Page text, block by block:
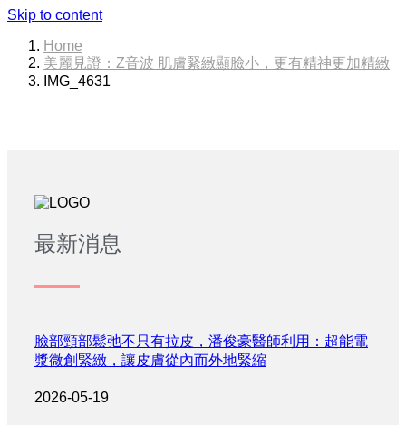
Skip to content
Home
美麗見證：Z音波 肌膚緊緻顯臉小，更有精神更加精緻
IMG_4631
最新消息
臉部頸部鬆弛不只有拉皮，潘俊豪醫師利用：超能電
漿微創緊緻，讓皮膚從內而外地緊縮
2026-05-19